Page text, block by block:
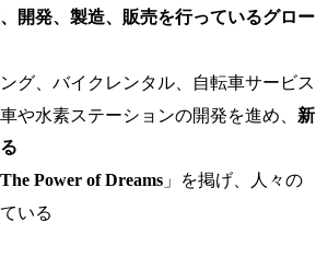
開発、製造、販売を行っているグロー
グ、バイクレンタル、自転車サービス
や水素ステーションの開発を進め、 新
The Power of Dreams 」を掲げ、人々の
いる